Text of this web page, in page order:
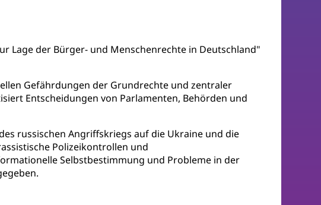
Lage der Bürger- und Menschenrechte in Deutschland"
Gefährdungen der Grundrechte und zentraler
Entscheidungen von Parlamenten, Behörden und
russischen Angriffskriegs auf die Ukraine und die
Polizeikontrollen und
Selbstbestimmung und Probleme in der